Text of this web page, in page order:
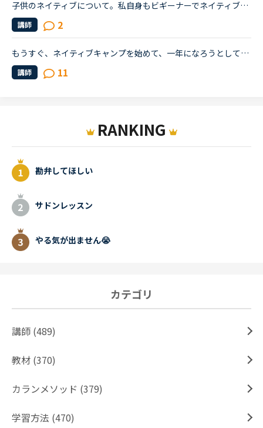
子供のネイティブについて。私自身もビギーナーでネイティブキャンプを始めて半年程なのですが子供にもネイティブキャンプを始めさせたいと思います。子供は4歳ですが英語は話せずハローとマイネームイズくらいし...
講師 2
もうすぐ、ネイティブキャンプを始めて、一年になろうとしています。私は小さい子どもが居て、仕事があるので隙間時間で今まで勉強してきました。ネイティブキャンプに入った当初は、英検4級を持っていてその後、...
講師 11
RANKING
勘弁してほしい
サドンレッスン
やる気が出ません😭
カテゴリ
講師 (489)
教材 (370)
カランメソッド (379)
学習方法 (470)